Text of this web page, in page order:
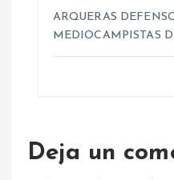
ARQUERAS
MEDIOCAMPISTAS
Deja un